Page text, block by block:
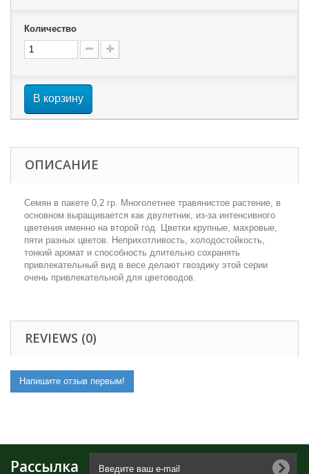
Количество
В корзину
ОПИСАНИЕ
Семян в пакете 0,2 гр. Многолетнее травянистое растение, в
основном выращивается как двулетник, из-за интенсивного
цветения именно на второй год. Цветки крупные, махровые,
пяти разных цветов. Неприхотливость, холодостойкость,
тонкий аромат и способность длительно сохранять
привлекательный вид в весе делают гвоздику этой серии
очень привлекательной для цветоводов.
REVIEWS (0)
Напишите отзыв первым!
Рассылка